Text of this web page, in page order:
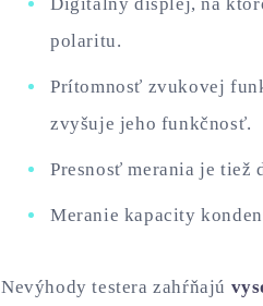
polaritu.
Prítomnosť zvukovej
zvyšuje jeho funkčnosť.
Presnosť merania je tiež
Meranie kapacity
Nevýhody testera zahŕňajú